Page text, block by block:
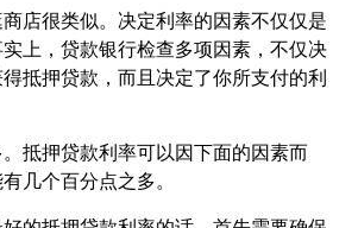
店很类似。决定利率的因素不仅仅是
上，贷款银行检查多项因素，不仅决
抵押贷款，而且决定了你所支付的利
抵押贷款利率可以因下面的因素而
几个百分点之多。